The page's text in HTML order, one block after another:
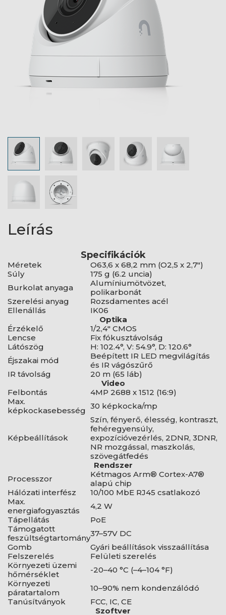
Leírás
Specifikációk
Méretek
O63,6 x 68,2 mm (O2,5 x 2,7")
Súly
175 g (6.2 uncia)
Burkolat anyaga
Alumíniumötvözet,
polikarbonát
Szerelési anyag
Rozsdamentes acél
Ellenállás
IK06
Optika
Érzékelő
1/2,4" CMOS
Lencse
Fix fókusztávolság
Látószög
H: 102.4°, V: 54.9°, D: 120.6°
Éjszakai mód
Beépített IR LED megvilágítás
és IR vágószűrő
IR távolság
20 m (65 láb)
Video
Felbontás
4MP 2688 x 1512 (16:9)
Max.
képkockasebesség 30 képkocka/mp
Képbeállítások
Szín, fényerő, élesség, kontraszt,
fehéregyensúly,
expozícióvezérlés, 2DNR, 3DNR,
NR mozgással, maszkolás,
szövegátfedés
Rendszer
Processzor
Kétmagos Arm® Cortex-A7®
alapú chip
Hálózati interfész
10/100 MbE RJ45 csatlakozó
Max.
energiafogyasztás
4,2 W
Tápellátás
PoE
Támogatott
feszültségtartomány37–57V DC
Gomb
Gyári beállítások visszaállítása
Felszerelés
Felületi szerelés
Környezeti üzemi
hőmérséklet
-20–40 °C (–4–104 °F)
Környezeti
páratartalom
10–90% nem kondenzálódó
Tanúsítványok
FCC, IC, CE
Szoftver